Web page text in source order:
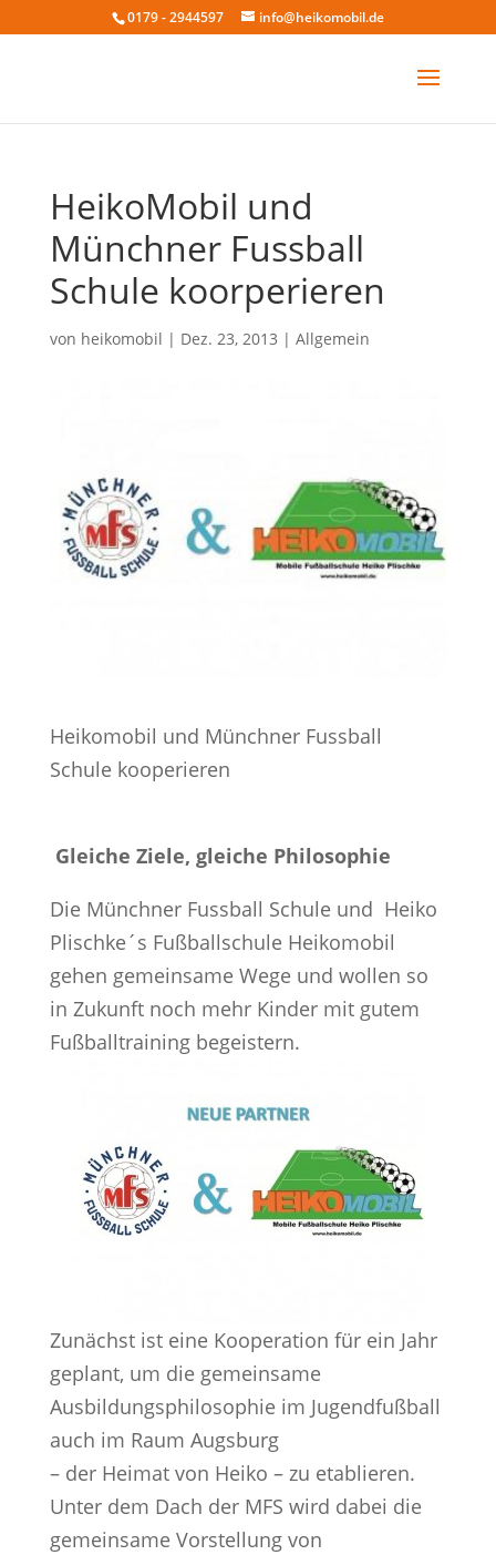
0179 - 2944597 info@heikomobil.de
HeikoMobil und
Münchner Fussball
Schule koorperieren
von heikomobil | Dez. 23, 2013 | Allgemein
Heikomobil und Münchner Fussball
Schule kooperieren
Gleiche Ziele, gleiche Philosophie
Die Münchner Fussball Schule und Heiko
Plischke´s Fußballschule Heikomobil
gehen gemeinsame Wege und wollen so
in Zukunft noch mehr Kinder mit gutem
Fußballtraining begeistern.
Zunächst ist eine Kooperation für ein Jahr
geplant, um die gemeinsame
Ausbildungsphilosophie im Jugendfußball
auch im Raum Augsburg
– der Heimat von Heiko – zu etablieren.
Unter dem Dach der MFS wird dabei die
gemeinsame Vorstellung von